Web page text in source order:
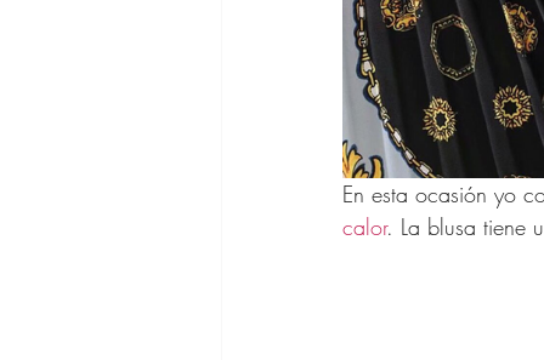
En esta ocasión yo
calor. La blusa tiene